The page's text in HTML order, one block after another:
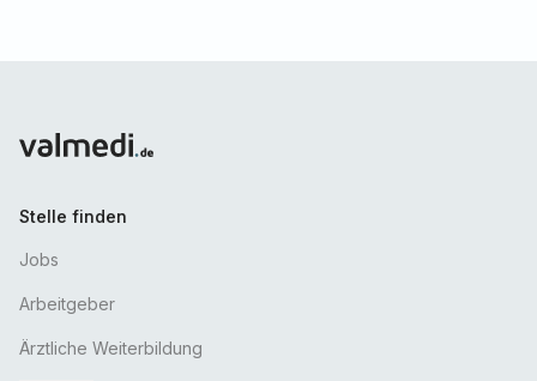
Stelle finden
Jobs
Arbeitgeber
Ärztliche Weiterbildung